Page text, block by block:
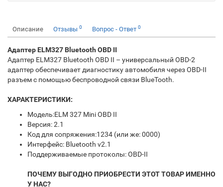
Описание Отзывы 0 Вопрос - Ответ 0
Адаптер ELM327 Bluetooth OBD II
Адаптер ELM327 Bluetooth OBD II – универсальный OBD-2
адаптер обеспечивает диагностику автомобиля через OBD-II
разъем с помощью беспроводной связи BlueTooth.
ХАРАКТЕРИСТИКИ:
Модель:ELM 327 Mini OBD II
Версия: 2.1
Код для сопряжения:1234 (или же: 0000)
Интерфейс: Bluetooth v2.1
Поддерживаемые протоколы: OBD-II
ПОЧЕМУ ВЫГОДНО ПРИОБРЕСТИ ЭТОТ ТОВАР ИМЕННО
У НАС?